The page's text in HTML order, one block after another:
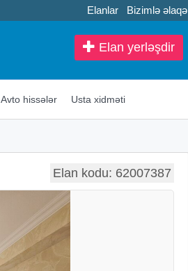
Elanlar Bizimlə əlaqə
Elan yerləşdir
Avto hissələr Usta xidməti
Elan kodu: 62007387